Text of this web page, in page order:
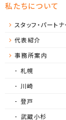
私たちについて
スタッフ・パート
代表紹介
事務所案内
札幌
川崎
登戸
武蔵小杉